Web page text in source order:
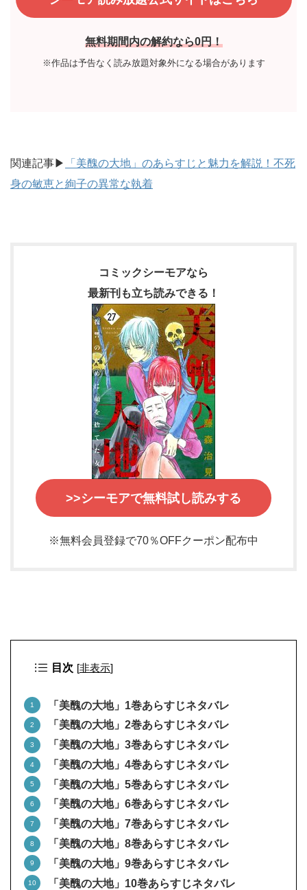
無料期間内の解約なら0円！
※作品は予告なく読み放題対象外になる場合があります
関連記事▶
「美醜の大地」のあらすじと魅力を解説！不死
身の敏恵と絢子の異常な執着
コミックシーモアなら
最新刊も立ち読みできる！
>>シーモアで無料試し読みする
※無料会員登録で70％OFFクーポン配布中
目次 [非表示]
「美醜の大地」1巻あらすじネタバレ
「美醜の大地」2巻あらすじネタバレ
「美醜の大地」3巻あらすじネタバレ
「美醜の大地」4巻あらすじネタバレ
「美醜の大地」5巻あらすじネタバレ
「美醜の大地」6巻あらすじネタバレ
「美醜の大地」7巻あらすじネタバレ
「美醜の大地」8巻あらすじネタバレ
「美醜の大地」9巻あらすじネタバレ
「美醜の大地」10巻あらすじネタバレ